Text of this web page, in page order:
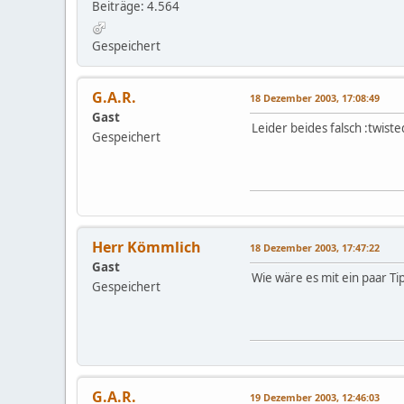
Beiträge: 4.564
Gespeichert
G.A.R.
Gast
Gespeichert
18 Dezember 2003, 17:08:49
Leider beides falsch
Herr Kömmlich
Gast
Gespeichert
18 Dezember 2003, 17:47:22
Wie wäre es mit ein paar
G.A.R. 19 Dezember 2003, 12:46:03